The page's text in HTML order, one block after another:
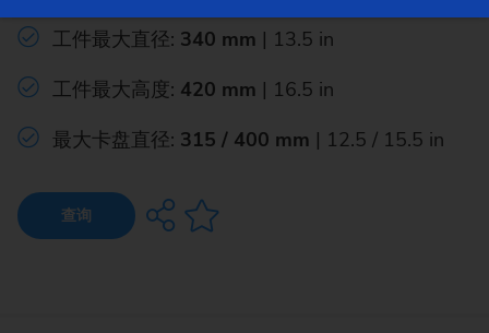
工件最大直径: 340 mm | 13.5 in
工件最大高度: 420 mm | 16.5 in
最大卡盘直径: 315 / 400 mm | 12.5 / 15.5 in
查询